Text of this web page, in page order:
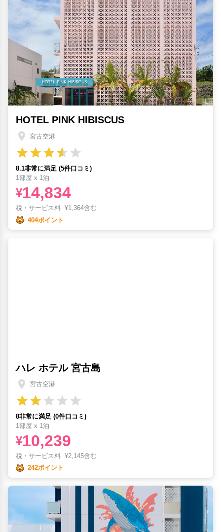
HOTEL PINK HIBISCUS
宮古空港
8.1非常に満足 (5件口コミ)
1部屋 x 1泊
¥14,834
税・サービス料 ¥1,364含む
404ポイント
ハレ ホテル 宮古島
宮古空港
8非常に満足 (0件口コミ)
1部屋 x 1泊
¥10,239
税・サービス料 ¥2,145含む
242ポイント